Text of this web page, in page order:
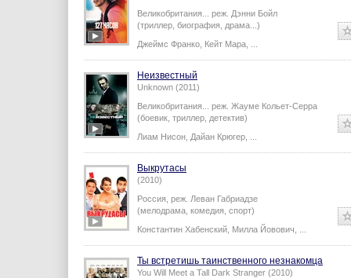
Великобритания... реж. Дэнни Бойл
(триллер, биография, драма...)
Джеймс Франко Кейт Мара
Неизвестный
Unknown (2011)
Великобритания... реж. Жауме Кольет-Серра
(боевик, триллер, детектив)
Лиам Нисон Дайан Крюгер
Выкрутасы
(2010)
Россия, реж. Леван Габриадзе
(мелодрама, комедия, спорт)
Константин Хабенский Милла Йовович
Ты встретишь таинственного незнакомца
You Will Meet a Tall Dark Stranger (2010)